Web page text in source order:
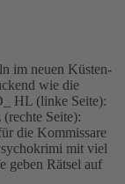
im neuen Küsten-
wie die
HL (linke Seite):
Seite):
die Kommissare
mit viel
geben Rätsel auf